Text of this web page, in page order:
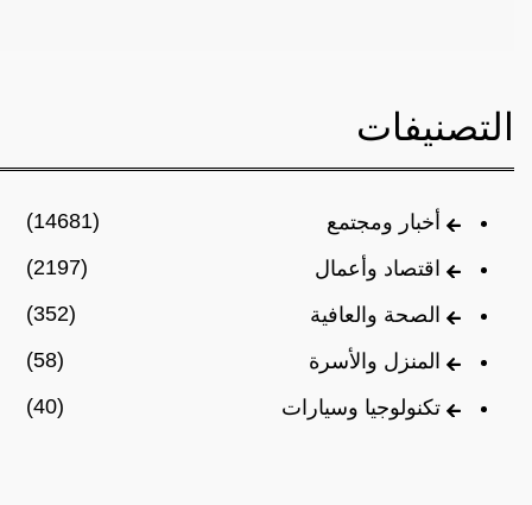
التصنيفات
أخبار ومجتمع
(14681)
اقتصاد وأعمال
(2197)
الصحة والعافية
(352)
المنزل والأسرة
(58)
تكنولوجيا وسيارات
(40)